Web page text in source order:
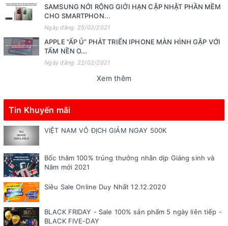
SAMSUNG NỚI RỘNG GIỚI HẠN CẬP NHẬT PHẦN MỀM
CHO SMARTPHON...
Ngày đăng: 25/02/2021
APPLE “ẤP Ủ” PHÁT TRIỂN IPHONE MÀN HÌNH GẬP VỚI
TẤM NỀN O...
Ngày đăng: 22/02/2021
Xem thêm
Tin Khuyến mãi
VIỆT NAM VÔ ĐỊCH GIẢM NGAY 500K
Bốc thăm 100% trúng thưởng nhân dịp Giáng sinh và
Năm mới 2021
Siêu Sale Online Duy Nhất 12.12.2020
BLACK FRIDAY - Sale 100% sản phẩm 5 ngày liên tiếp -
BLACK FIVE-DAY